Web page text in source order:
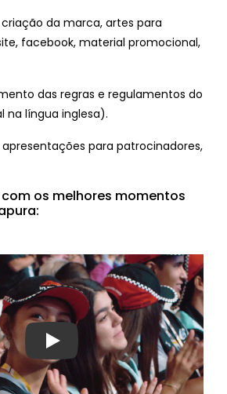
da marca, artes para
facebook, material promocional,
das regras e regulamentos do
na língua inglesa).
para patrocinadores,
os melhores momentos
Ver vídeo